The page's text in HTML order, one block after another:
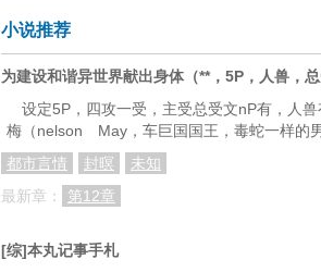
小说推荐
为建设和谐异世界献出身体（**，5P，人兽，总
设定5P，四攻一受，主受总受文nP有，人
梅（nelson May，车巨国国王，毒蛇一样的
都市言情
封暝
未知
最新章：
第12章
[综]本丸记事手札